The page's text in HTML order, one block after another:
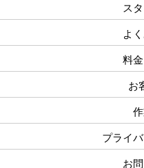
ス
よ
料
お
プライ
お